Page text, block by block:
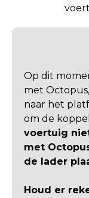
Op dit
met
naar het
om de
voertuig
met
de lader
Houd er